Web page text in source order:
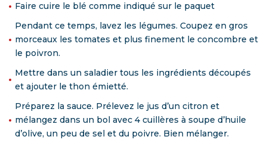
Faire cuire le blé comme indiqué sur le paquet
Pendant ce temps, lavez les légumes. Coupez en gros
morceaux les tomates et plus finement le concombre et
le poivron.
Mettre dans un saladier tous les ingrédients découpés
et ajouter le thon émietté.
Préparez la sauce. Prélevez le jus d’un citron et
mélangez dans un bol avec 4 cuillères à soupe d’huile
d’olive, un peu de sel et du poivre. Bien mélanger.